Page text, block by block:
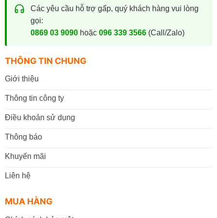
Các yêu cầu hỗ trợ gấp, quý khách hàng vui lòng
gọi:
0869 03 9090hoặc 096 339 3566(Call/Zalo)
THÔNG TIN CHUNG
Giới thiệu
Thông tin công ty
Điều khoản sử dụng
Thông báo
Khuyến mãi
Liên hệ
MUA HÀNG